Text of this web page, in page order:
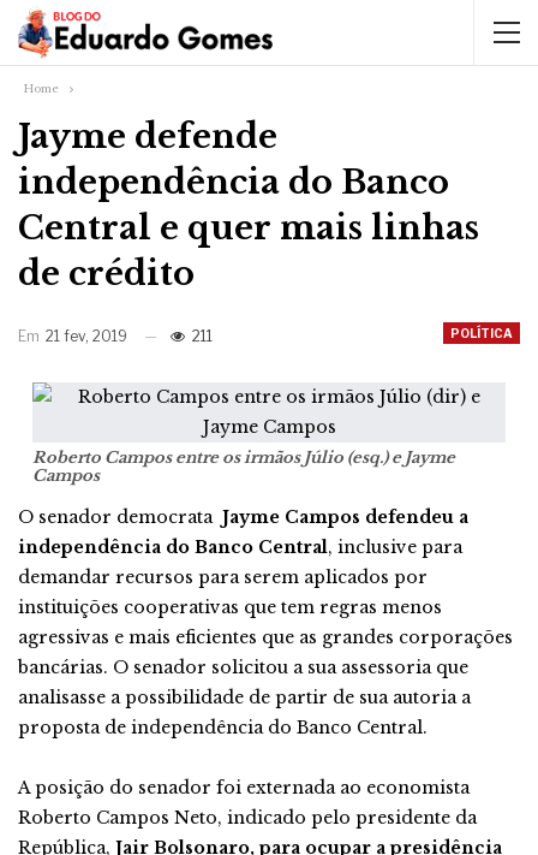
Home
Jayme defende
independência do Banco
Central e quer mais linhas
de crédito
POLÍTICA
Em 21 fev, 2019 211
Roberto Campos entre os irmãos Júlio (esq.) e Jayme
Campos
O senador democrata Jayme Campos defendeu a
independência do Banco Central, inclusive para
demandar recursos para serem aplicados por
instituições cooperativas que tem regras menos
agressivas e mais eficientes que as grandes corporações
bancárias. O senador solicitou a sua assessoria que
analisasse a possibilidade de partir de sua autoria a
proposta de independência do Banco Central.
A posição do senador foi externada ao economista
Roberto Campos Neto, indicado pelo presidente da
República, Jair Bolsonaro, para ocupar a presidência